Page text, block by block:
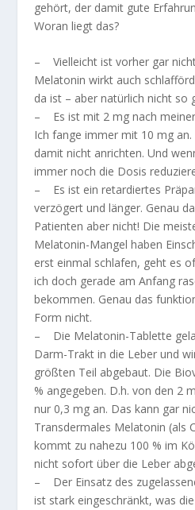
gehört, der damit gute
Woran liegt das?
– Vielleicht ist vorher gar
Melatonin wirkt auch
da ist – aber natürlich nicht so
– Es ist mit 2 mg nach
Ich fange immer mit 10 mg an.
damit nicht anrichten. Und
immer noch die Dosis
– Es ist ein retardiertes
verzögert und länger. Genau
Patienten aber nicht! Die
Melatonin-Mangel haben
erst einmal schlafen, geht es
ich doch gerade am Anfang
bekommen. Genau das
Form nicht.
– Die Melatonin-Tablette
Darm-Trakt in die Leber und
größten Teil abgebaut. Die
% angegeben. D.h. von den 2
nur 0,3 mg an. Das kann gar
Transdermales Melatonin (als
kommt zu nahezu 100 % im
nicht sofort über die Leber
– Der Einsatz des
ist stark eingeschränkt, was